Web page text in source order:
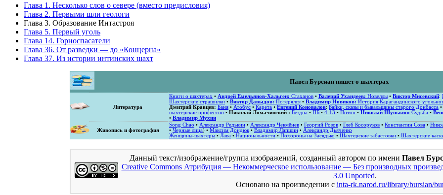
Глава 1. Несколько слов о севере (вместо предисловия)
Глава 2. Первыми шли геологи
Глава 3. Образование Интастроя
Глава 5. Первый уголь
Глава 14. Горноспасатели
Глава 36. От разведки — до «Концерна»
Глава 37. Из истории интинских шахт
Павел Бурсиан пишет о шахтерах
Литература
Книги о шахтерах • Андрей Емельянов-Хальген: Стаханов • Валерий Ухандеев: Новеллы • Виктор Мисевский:
Шахтерские страшилки • Виктор Давыдов: Потерялся • Владимир Новиков: История Карагандинского
Дмитрий Кравцев: Баня • Атобус • Карета • Евгений Коновалов: Байки, сказы и бывальщины старого Донбасса •
шахтерские профессии • Николай Ломачинский : Бездна • ПБ • 4-13 • Потоп • Николай Шунькин: Судьба •
• Владимир Мухин
Живопись и фотография
Song Chao • Александр Редькин • Александр Чекмёнев • Георгий Розов • Глеб Косоруков • Константин Сова •
• Черные лица) • Максим Дондюк • Владимир Лапшин • Александр Дьяченко
Женщины-шахтеры • Лава • Национальности • Похороны на Засядько • Шахтерские забастовки • Шахтерские
Данный текст/изображение/группа изображений, созданный автором по имени Павел
Creative Commons Атрибуция — Некоммерческое использование — Без производных
3.0 Unported.
Основано на произведении с inta-rk.narod.ru/library/bursian/